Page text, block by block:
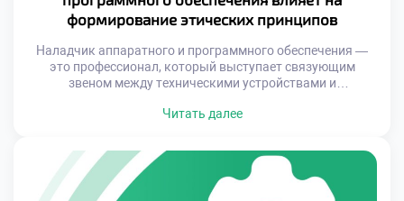
формирование этических принципов
Наладчик аппаратного и программного обеспечения —
это профессионал, который выступает связующим
звеном между техническими устройствами и
ремонта или настройки скрывается важнейший аспект
таких специалистов напрямую связана с их способностью
принимать решения, которые влияют не только на
работоспособность техники, но и на безопасность
данных, комфорт пользователей […]
Читать далее